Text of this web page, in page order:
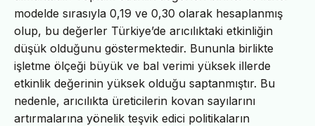
modelde sırasıyla 0,19 ve 0,30 olarak hesaplanmış
olup, bu değerler Türkiye’de arıcılıktaki etkinliğin
düşük olduğunu göstermektedir. Bununla birlikte
işletme ölçeği büyük ve bal verimi yüksek illerde
etkinlik değerinin yüksek olduğu saptanmıştır. Bu
nedenle, arıcılıkta üreticilerin kovan sayılarını
artırmalarına yönelik teşvik edici politikaların